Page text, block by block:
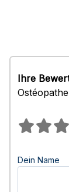
Ihre
Dein Name